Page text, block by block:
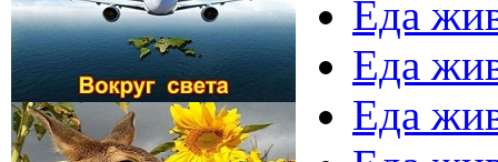
Еда
Еда
Еда